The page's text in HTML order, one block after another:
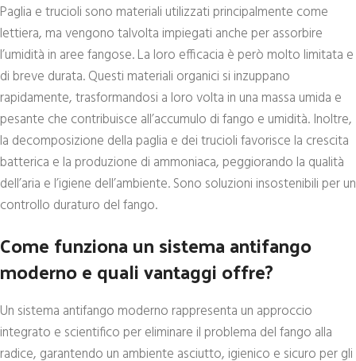
Paglia e trucioli sono materiali utilizzati principalmente come
lettiera, ma vengono talvolta impiegati anche per assorbire
l’umidità in aree fangose. La loro efficacia è però molto limitata e
di breve durata. Questi materiali organici si inzuppano
rapidamente, trasformandosi a loro volta in una massa umida e
pesante che contribuisce all’accumulo di fango e umidità. Inoltre,
la decomposizione della paglia e dei trucioli favorisce la crescita
batterica e la produzione di ammoniaca, peggiorando la qualità
dell’aria e l’igiene dell’ambiente. Sono soluzioni insostenibili per un
controllo duraturo del fango.
Come funziona un sistema antifango
moderno e quali vantaggi offre?
Un sistema antifango moderno rappresenta un approccio
integrato e scientifico per eliminare il problema del fango alla
radice, garantendo un ambiente asciutto, igienico e sicuro per gli